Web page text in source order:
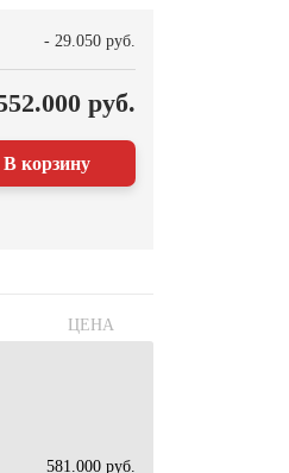
- 29.050 руб.
руб.
В корзину
ЦЕНА
581.000 руб.